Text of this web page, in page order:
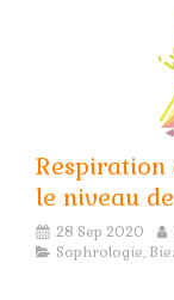
Respiration
le niveau
28 Sep 2020
Sophrologie,